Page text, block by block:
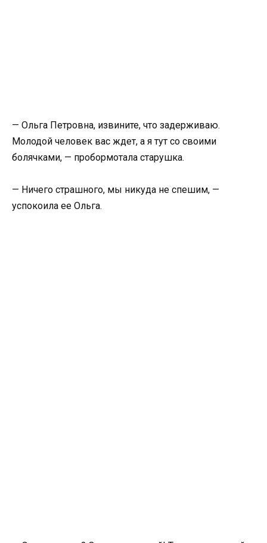
— Ольга Петровна, извините, что задерживаю.
Молодой человек вас ждет, а я тут со своими
болячками, — пробормотала старушка.
— Ничего страшного, мы никуда не спешим, —
успокоила ее Ольга.